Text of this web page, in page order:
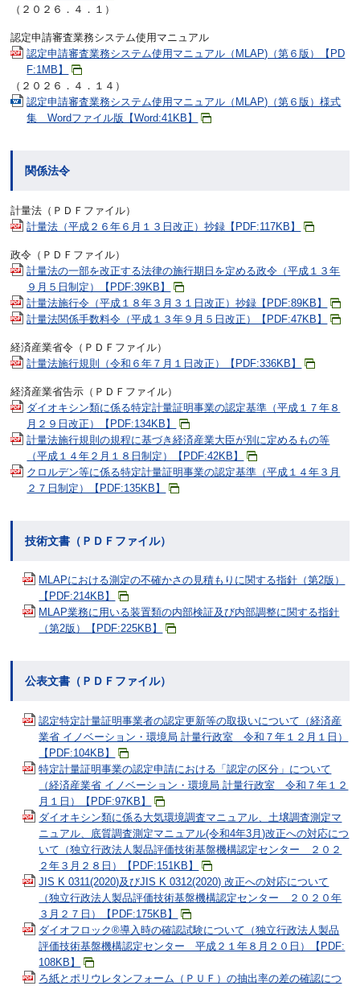
（２０２６．４．１）
認定申請審査業務システム使用マニュアル
認定申請審査業務システム使用マニュアル（MLAP)（第６版）【PD
F:1MB】
（２０２６．４．１４）
認定申請審査業務システム使用マニュアル（MLAP)（第６版）様式
集 Wordファイル版【Word:41KB】
関係法令
計量法（ＰＤＦファイル）
計量法（平成２６年６月１３日改正）抄録【PDF:117KB】
政令（ＰＤＦファイル）
計量法の一部を改正する法律の施行期日を定める政令（平成１３年
９月５日制定）【PDF:39KB】
計量法施行令（平成１８年３月３１日改正）抄録【PDF:89KB】
計量法関係手数料令（平成１３年９月５日改正）【PDF:47KB】
経済産業省令（ＰＤＦファイル）
計量法施行規則（令和６年７月１日改正）【PDF:336KB】
経済産業省告示（ＰＤＦファイル）
ダイオキシン類に係る特定計量証明事業の認定基準（平成１７年８
月２９日改正）【PDF:134KB】
計量法施行規則の規程に基づき経済産業大臣が別に定めるもの等
（平成１４年２月１８日制定）【PDF:42KB】
クロルデン等に係る特定計量証明事業の認定基準（平成１４年３月
２７日制定）【PDF:135KB】
技術文書（ＰＤＦファイル）
MLAPにおける測定の不確かさの見積もりに関する指針（第2版）
【PDF:214KB】
MLAP業務に用いる装置類の内部検証及び内部調整に関する指針
（第2版）【PDF:225KB】
公表文書（ＰＤＦファイル）
認定特定計量証明事業者の認定更新等の取扱いについて（経済産
業省 イノベーション・環境局 計量行政室 令和７年１２月１日）
【PDF:104KB】
特定計量証明事業の認定申請における「認定の区分」について
（経済産業省 イノベーション・環境局 計量行政室 令和７年１２
月１日）【PDF:97KB】
ダイオキシン類に係る大気環境調査マニュアル、土壌調査測定マ
ニュアル、底質調査測定マニュアル(令和4年3月)改正への対応につ
いて（独立行政法人製品評価技術基盤機構認定センター ２０２
２年３月２８日）【PDF:151KB】
JIS K 0311(2020)及びJIS K 0312(2020) 改正への対応について
（独立行政法人製品評価技術基盤機構認定センター ２０２０年
３月２７日）【PDF:175KB】
ダイオフロック®導入時の確認試験について（独立行政法人製品
評価技術基盤機構認定センター 平成２１年８月２０日）【PDF:
108KB】
ろ紙とポリウレタンフォーム（ＰＵＦ）の抽出率の差の確認につ